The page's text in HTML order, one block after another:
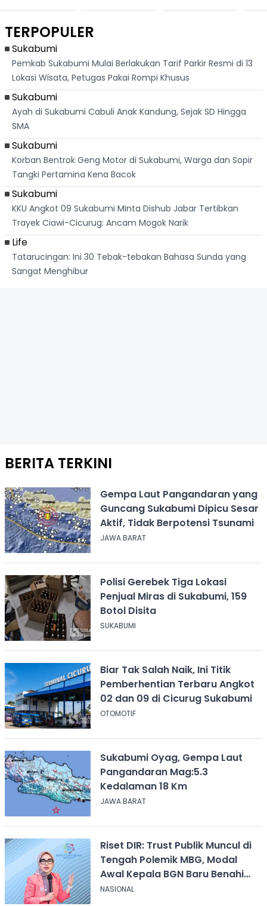
Banteng
"Bang Messi"
TERPOPULER
Sukabumi
Pemkab Sukabumi Mulai Berlakukan Tarif Parkir Resmi di 13
Lokasi Wisata, Petugas Pakai Rompi Khusus
Sukabumi
Ayah di Sukabumi Cabuli Anak Kandung, Sejak SD Hingga
SMA
Sukabumi
Korban Bentrok Geng Motor di Sukabumi, Warga dan Sopir
Tangki Pertamina Kena Bacok
Sukabumi
KKU Angkot 09 Sukabumi Minta Dishub Jabar Tertibkan
Trayek Ciawi-Cicurug: Ancam Mogok Narik
Life
Tatarucingan: Ini 30 Tebak-tebakan Bahasa Sunda yang
Sangat Menghibur
BERITA TERKINI
Gempa Laut Pangandaran yang
Guncang Sukabumi Dipicu Sesar
Aktif, Tidak Berpotensi Tsunami
JAWA BARAT
Polisi Gerebek Tiga Lokasi
Penjual Miras di Sukabumi, 159
Botol Disita
SUKABUMI
Biar Tak Salah Naik, Ini Titik
Pemberhentian Terbaru Angkot
02 dan 09 di Cicurug Sukabumi
OTOMOTIF
Sukabumi Oyag, Gempa Laut
Pangandaran Mag:5.3
Kedalaman 18 Km
JAWA BARAT
Riset DIR: Trust Publik Muncul di
Tengah Polemik MBG, Modal
Awal Kepala BGN Baru Benahi
Program
NASIONAL